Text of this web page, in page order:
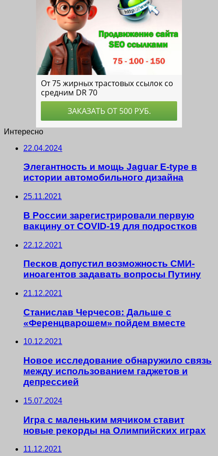
Интересно
22.04.2024
Элегантность и мощь Jaguar E-type в
истории автомобильного дизайна
25.11.2021
В России зарегистрировали первую
вакцину от COVID-19 для подростков
22.12.2021
Песков допустил возможность СМИ-
иноагентов задавать вопросы Путину
21.12.2021
Станислав Черчесов: Дальше с
«Ференцварошем» пойдем вместе
10.12.2021
Новое исследование обнаружило связь
между использованием гаджетов и
депрессией
15.07.2024
Игра с маленьким мячиком ставит
новые рекорды на Олимпийских играх
11.12.2021